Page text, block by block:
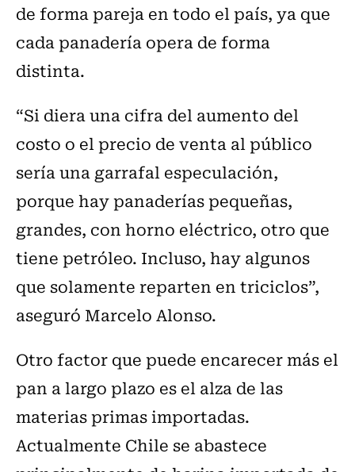
de forma pareja en todo el país, ya que
cada panadería opera de forma
distinta.
“Si diera una cifra del aumento del
costo o el precio de venta al público
sería una garrafal especulación,
porque hay panaderías pequeñas,
grandes, con horno eléctrico, otro que
tiene petróleo. Incluso, hay algunos
que solamente reparten en triciclos”,
aseguró Marcelo Alonso.
Otro factor que puede encarecer más el
pan a largo plazo es el alza de las
materias primas importadas.
Actualmente Chile se abastece